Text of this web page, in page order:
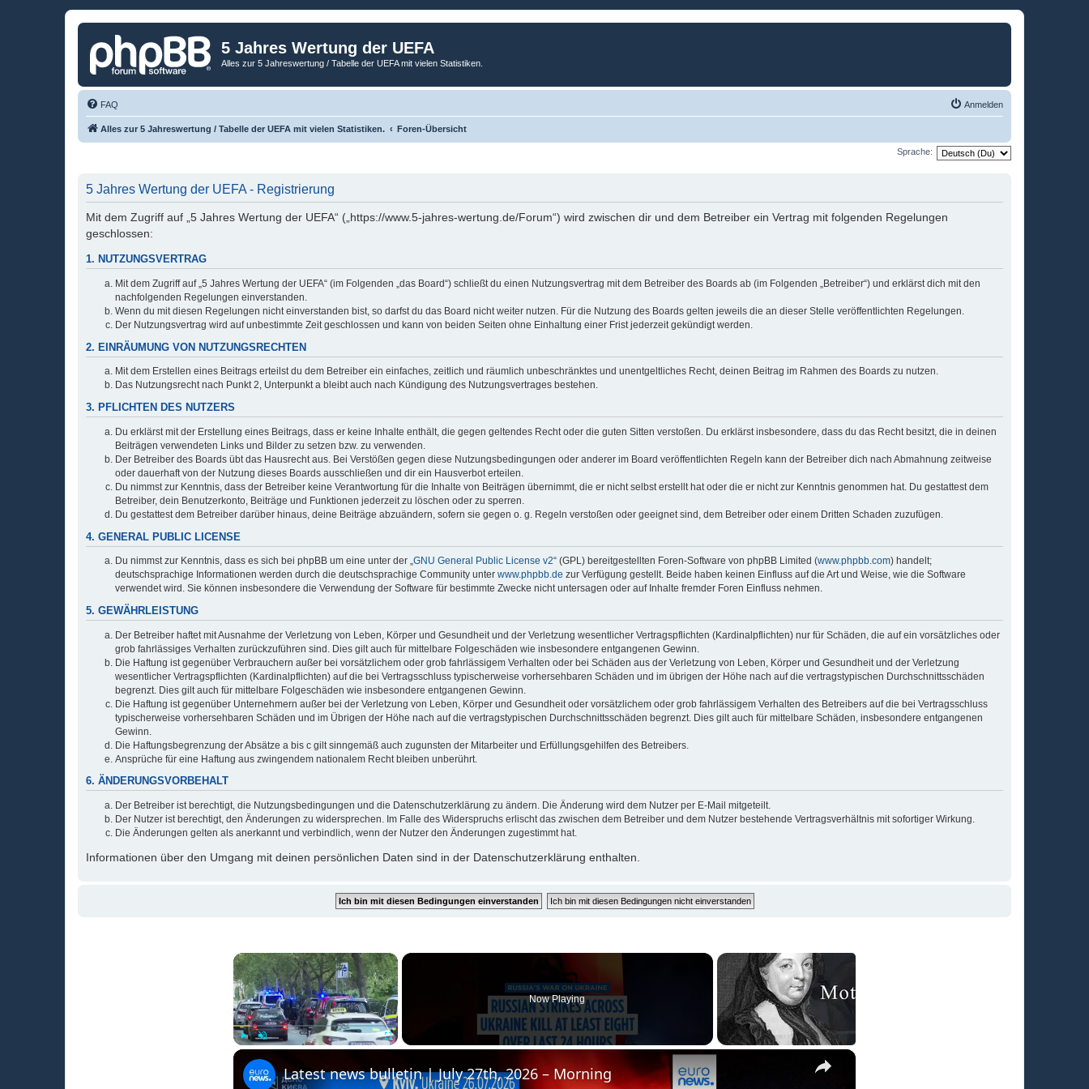
5 Jahres Wertung der UEFA
Alles zur 5 Jahreswertung / Tabelle der UEFA mit vielen Statistiken.
FAQ Anmelden
Alles zur 5 Jahreswertung / Tabelle der UEFA mit vielen Statistiken. Foren-Übersicht
Sprache:
5 Jahres Wertung der UEFA - Registrierung
Mit dem Zugriff auf „5 Jahres Wertung der UEFA“ („https://www.5-jahres-wertung.de/Forum“) wird zwischen dir und dem Betreiber ein Vertrag mit folgenden Regelungen
geschlossen:
1. NUTZUNGSVERTRAG
Mit dem Zugriff auf „5 Jahres Wertung der UEFA“ (im Folgenden „das Board“) schließt du einen Nutzungsvertrag mit dem Betreiber des Boards ab (im Folgenden „Betreiber“) und erklärst dich mit den
nachfolgenden Regelungen einverstanden.
Wenn du mit diesen Regelungen nicht einverstanden bist, so darfst du das Board nicht weiter nutzen. Für die Nutzung des Boards gelten jeweils die an dieser Stelle veröffentlichten Regelungen.
Der Nutzungsvertrag wird auf unbestimmte Zeit geschlossen und kann von beiden Seiten ohne Einhaltung einer Frist jederzeit gekündigt werden.
2. EINRÄUMUNG VON NUTZUNGSRECHTEN
Mit dem Erstellen eines Beitrags erteilst du dem Betreiber ein einfaches, zeitlich und räumlich unbeschränktes und unentgeltliches Recht, deinen Beitrag im Rahmen des Boards zu nutzen.
Das Nutzungsrecht nach Punkt 2, Unterpunkt a bleibt auch nach Kündigung des Nutzungsvertrages bestehen.
3. PFLICHTEN DES NUTZERS
Du erklärst mit der Erstellung eines Beitrags, dass er keine Inhalte enthält, die gegen geltendes Recht oder die guten Sitten verstoßen. Du erklärst insbesondere, dass du das Recht besitzt, die in deinen
Beiträgen verwendeten Links und Bilder zu setzen bzw. zu verwenden.
Der Betreiber des Boards übt das Hausrecht aus. Bei Verstößen gegen diese Nutzungsbedingungen oder anderer im Board veröffentlichten Regeln kann der Betreiber dich nach Abmahnung zeitweise
oder dauerhaft von der Nutzung dieses Boards ausschließen und dir ein Hausverbot erteilen.
Du nimmst zur Kenntnis, dass der Betreiber keine Verantwortung für die Inhalte von Beiträgen übernimmt, die er nicht selbst erstellt hat oder die er nicht zur Kenntnis genommen hat. Du gestattest dem
Betreiber, dein Benutzerkonto, Beiträge und Funktionen jederzeit zu löschen oder zu sperren.
Du gestattest dem Betreiber darüber hinaus, deine Beiträge abzuändern, sofern sie gegen o. g. Regeln verstoßen oder geeignet sind, dem Betreiber oder einem Dritten Schaden zuzufügen.
4. GENERAL PUBLIC LICENSE
Du nimmst zur Kenntnis, dass es sich bei phpBB um eine unter der „GNU General Public License v2“ (GPL) bereitgestellten Foren-Software von phpBB Limited (www.phpbb.com) handelt;
deutschsprachige Informationen werden durch die deutschsprachige Community unter www.phpbb.de zur Verfügung gestellt. Beide haben keinen Einfluss auf die Art und Weise, wie die Software
verwendet wird. Sie können insbesondere die Verwendung der Software für bestimmte Zwecke nicht untersagen oder auf Inhalte fremder Foren Einfluss nehmen.
5. GEWÄHRLEISTUNG
Der Betreiber haftet mit Ausnahme der Verletzung von Leben, Körper und Gesundheit und der Verletzung wesentlicher Vertragspflichten (Kardinalpflichten) nur für Schäden, die auf ein vorsätzliches oder
grob fahrlässiges Verhalten zurückzuführen sind. Dies gilt auch für mittelbare Folgeschäden wie insbesondere entgangenen Gewinn.
Die Haftung ist gegenüber Verbrauchern außer bei vorsätzlichem oder grob fahrlässigem Verhalten oder bei Schäden aus der Verletzung von Leben, Körper und Gesundheit und der Verletzung
wesentlicher Vertragspflichten (Kardinalpflichten) auf die bei Vertragsschluss typischerweise vorhersehbaren Schäden und im übrigen der Höhe nach auf die vertragstypischen Durchschnittsschäden
begrenzt. Dies gilt auch für mittelbare Folgeschäden wie insbesondere entgangenen Gewinn.
Die Haftung ist gegenüber Unternehmern außer bei der Verletzung von Leben, Körper und Gesundheit oder vorsätzlichem oder grob fahrlässigem Verhalten des Betreibers auf die bei Vertragsschluss
typischerweise vorhersehbaren Schäden und im Übrigen der Höhe nach auf die vertragstypischen Durchschnittsschäden begrenzt. Dies gilt auch für mittelbare Schäden, insbesondere entgangenen
Gewinn.
Die Haftungsbegrenzung der Absätze a bis c gilt sinngemäß auch zugunsten der Mitarbeiter und Erfüllungsgehilfen des Betreibers.
Ansprüche für eine Haftung aus zwingendem nationalem Recht bleiben unberührt.
6. ÄNDERUNGSVORBEHALT
Der Betreiber ist berechtigt, die Nutzungsbedingungen und die Datenschutzerklärung zu ändern. Die Änderung wird dem Nutzer per E-Mail mitgeteilt.
Der Nutzer ist berechtigt, den Änderungen zu widersprechen. Im Falle des Widerspruchs erlischt das zwischen dem Betreiber und dem Nutzer bestehende Vertragsverhältnis mit sofortiger Wirkung.
Die Änderungen gelten als anerkannt und verbindlich, wenn der Nutzer den Änderungen zugestimmt hat.
Informationen über den Umgang mit deinen persönlichen Daten sind in der Datenschutzerklärung enthalten.
×
Now Playing
×
Latest news bulletin | July 27th, 2026 – Morning